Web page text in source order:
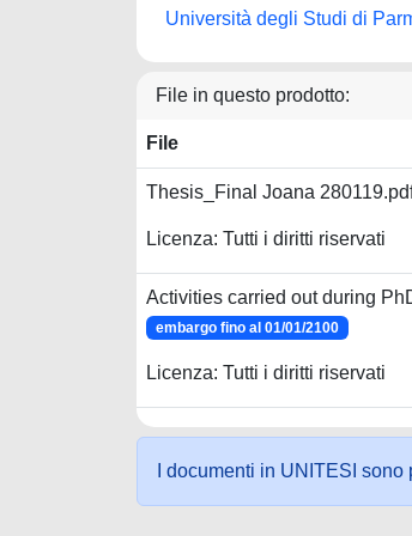
Università degli Studi di
File in questo prodotto:
File
Thesis_Final Joana
Licenza: Tutti i diritti riservati
Activities carried out during
embargo fino al 01/01/2100
Licenza: Tutti i diritti riservati
I documenti in UNITESI